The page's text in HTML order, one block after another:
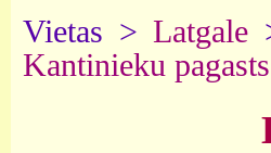
Vietas >Latgale
Kantinieku pagasts